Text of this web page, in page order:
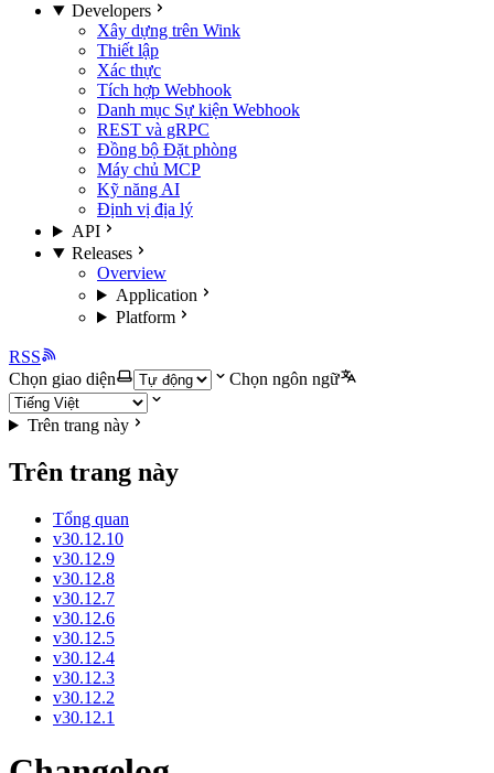
Developers
Xây dựng trên Wink
Thiết lập
Xác thực
Tích hợp Webhook
Danh mục Sự kiện Webhook
REST và gRPC
Đồng bộ Đặt phòng
Máy chủ MCP
Kỹ năng AI
Định vị địa lý
API
Releases
Overview
Application
Platform
RSS
Chọn giao diện
Chọn ngôn ngữ
Trên trang này
Trên trang này
Tổng quan
v30.12.10
v30.12.9
v30.12.8
v30.12.7
v30.12.6
v30.12.5
v30.12.4
v30.12.3
v30.12.2
v30.12.1